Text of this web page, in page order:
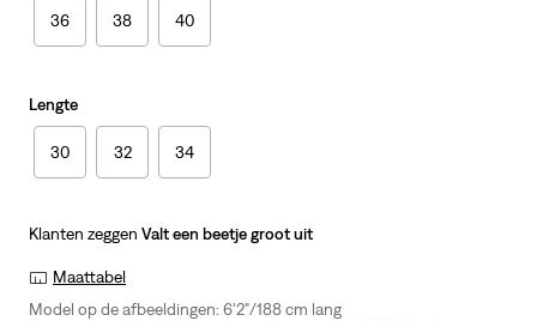
36 38 40
Lengte
30 32 34
Klanten zeggen Valt een beetje groot uit
Maattabel
Model op de afbeeldingen: 6'2"/188 cm lang